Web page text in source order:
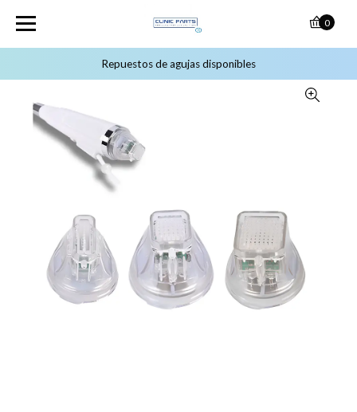
Repuestos de agujas disponibles
0